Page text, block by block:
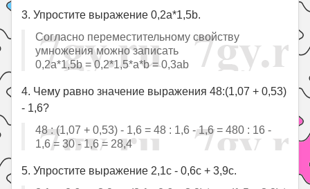
3. Упростите выражение 0,2а*1,5b.
Согласно переместительному свойству
умножения можно записать
0,2а*1,5b = 0,2*1,5*а*b = 0,3аb
4. Чему равно значение выражения 48:(1,07 + 0,53)
- 1,6?
48 : (1,07 + 0,53) - 1,6 = 48 : 1,6 - 1,6 = 480 : 16 -
1,6 = 30 - 1,6 = 28,4
5. Упростите выражение 2,1с - 0,6с + 3,9с.